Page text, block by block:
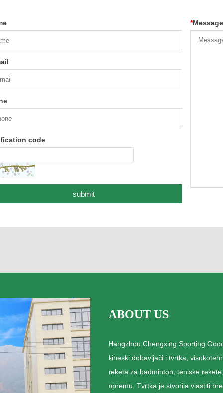
code
*
ABOUT US
Hangzhou Chengxing Sporting
kineski dobavljači i tvrtka,
reketa za badminton, teniske
opremu. Tvrtka je stvorila vlastiti